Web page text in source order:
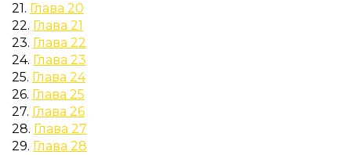
21. Глава 20
22. Глава 21
23. Глава 22
24. Глава 23
25. Глава 24
26. Глава 25
27. Глава 26
28. Глава 27
29. Глава 28